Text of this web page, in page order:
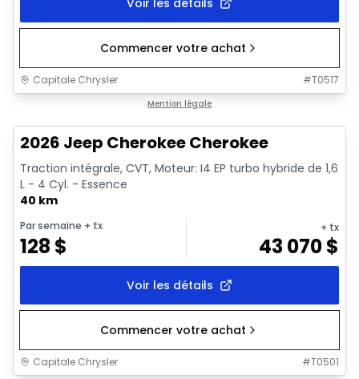
Commencer votre achat
Capitale Chrysler #T0517
Mention légale
2026 Jeep Cherokee Cherokee
Traction intégrale, CVT, Moteur: I4 EP turbo hybride de 1,6
L - 4 Cyl. - Essence
40 km
Par semaine + tx
128 $
+ tx
43 070$
Voir les détails
Commencer votre achat
Capitale Chrysler #T0501